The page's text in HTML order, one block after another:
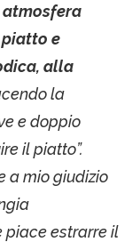
atmosfera
e
alla
la
e doppio
il piatto”.
a mio giudizio
piace estrarre il